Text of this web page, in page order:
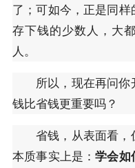
了；可如今，正是同样
存下钱的少数人，大
人。
所以，现在再问
钱比省钱更重要吗？
省钱，从表面看
本质事实上是：学会如